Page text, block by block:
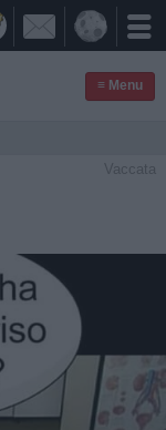

≡ Menu
Vaccata